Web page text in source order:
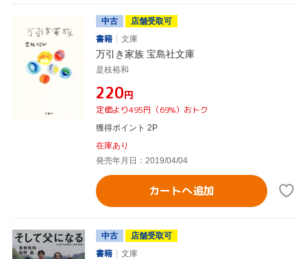
中古
店舗受取可
書籍
文庫
万引き家族 宝島社文庫
是枝裕和
¥220円
定価より495円（69%）おトク
獲得ポイント 2P
在庫あり
発売年月日：2019/04/04
カートへ追加
中古
店舗受取可
書籍
文庫